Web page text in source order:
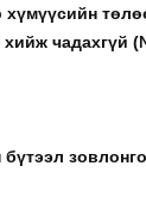
хүмүүсийн
чадахгүй